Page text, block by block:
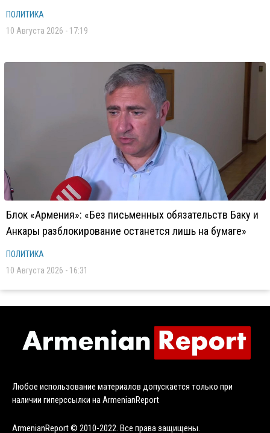
ПОЛИТИКА
10 Августа 2026 - 17:19
Блок «Армения»: «Без письменных обязательств Баку и
Анкары разблокирование останется лишь на бумаге»
ПОЛИТИКА
10 Августа 2026 - 16:31
Любое использование материалов допускается только при
наличии гиперссылки на ArmenianReport
ArmenianReport © 2010-2022. Все права защищены.